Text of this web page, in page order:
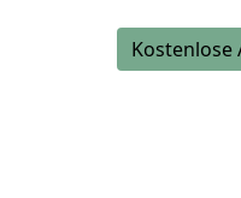
Kostenlose